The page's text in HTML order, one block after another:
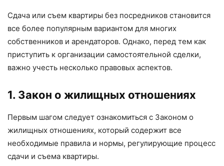
Сдача или съем квартиры без посредников становится
все более популярным вариантом для многих
собственников и арендаторов. Однако, перед тем как
приступить к организации самостоятельной сделки,
важно учесть несколько правовых аспектов.
1. Закон о жилищных отношениях
Первым шагом следует ознакомиться с Законом о
жилищных отношениях, который содержит все
необходимые правила и нормы, регулирующие процесс
сдачи и съема квартиры.